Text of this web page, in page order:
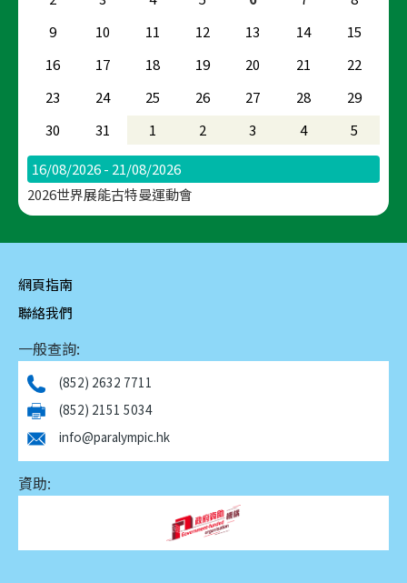
9
10 11 12 13 14
15
16
17 18 19 20 21
22
23
24 25 26 27 28
29
30
31 1 2 3 4 5
16/08/2026 - 21/08/2026
2026世界展能古特曼運動會
網頁指南
聯絡我們
一般查詢:
(852) 2632 7711
(852) 2151 5034
info@paralympic.hk
資助: